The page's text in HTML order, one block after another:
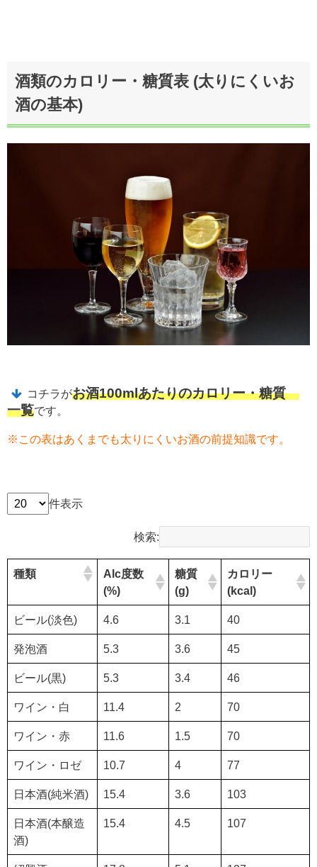
酒類のカロリー・糖質表 (太りにくいお
酒の基本)
コチラがお酒100mlあたりのカロリー・糖質
一覧です。
※この表はあくまでも太りにくいお酒の前提知識です。
件表示
検索:
種類
Alc度数
(%)
糖質
(g)
カロリー
(kcal)
ビール(淡色) 4.6 3.1 40
発泡酒 5.3 3.6 45
ビール(黒) 5.3 3.4 46
ワイン・白 11.4 2 70
ワイン・赤 11.6 1.5 70
ワイン・ロゼ 10.7 4 77
日本酒(純米酒) 15.4 3.6 103
日本酒(本醸造
酒)
15.4 4.5 107